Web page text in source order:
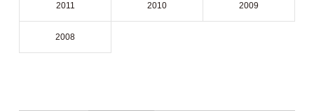
2011 2010 2009
2008